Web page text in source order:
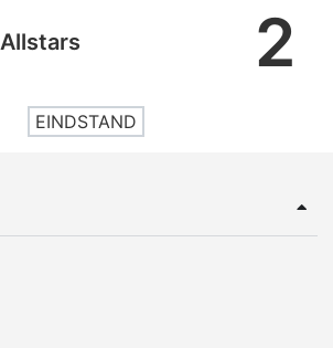
Allstars 2
EINDSTAND